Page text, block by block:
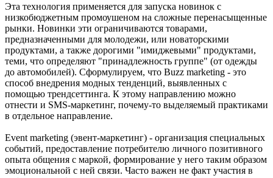
Эта технология применяется для запуска новинок с
низкобюджетным промоушеном на сложные перенасыщенные
рынки. Новинки эти ограничиваются товарами,
предназначенными для молодежи, или новаторскими
продуктами, а также дорогими "имиджевыми" продуктами,
теми, что определяют "принадлежность группе" (от одежды
до автомобилей). Сформулируем, что Buzz marketing - это
способ внедрения модных тенденций, выявленных с
помощью трендсеттинга. К этому направлению можно
отнести и SMS-маркетинг, почему-то выделяемый практиками
в отдельное направление.
Event marketing (эвент-маркетинг) - организация специальных
событий, предоставление потребителю личного позитивного
опыта общения с маркой, формирование у него таким образом
эмоциональной с ней связи. Часто важен не факт участия в